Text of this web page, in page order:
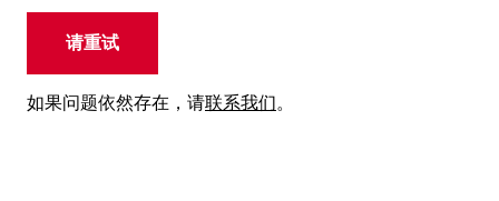
请重试
如果问题依然存在，请联系我们。